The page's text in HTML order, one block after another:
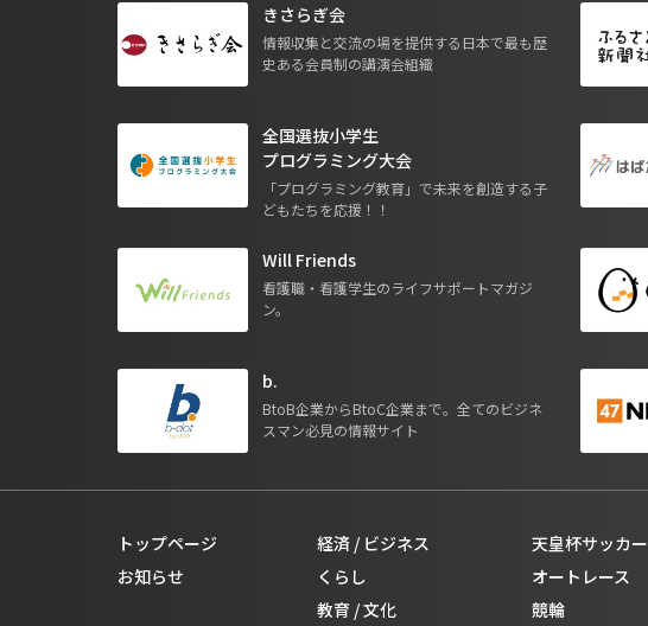
きさらぎ会
情報収集と交流の場を提供する日本で最も歴
史ある会員制の講演会組織
全国選抜小学生
プログラミング大会
「プログラミング教育」で未来を創造する子
どもたちを応援！！
Will Friends
看護職・看護学生のライフサポートマガジ
ン。
b.
BtoB企業からBtoC企業まで。全てのビジネ
スマン必見の情報サイト
トップページ
お知らせ
経済 / ビジネス
くらし
教育 / 文化
天皇杯サッカー
オートレース
競輪